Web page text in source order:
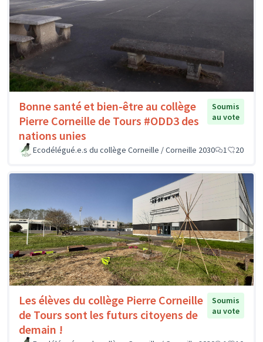
Bonne santé et bien-être au collège
Pierre Corneille de Tours #ODD3 des
nations unies
Soumis
au vote
Ecodélégué.e.s du collège Corneille / Corneille 2030 1 20
Les élèves du collège Pierre Corneille
de Tours sont les futurs citoyens de
demain !
Soumis
au vote